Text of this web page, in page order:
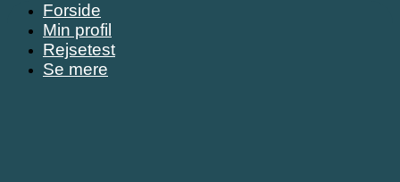
Forside
Min profil
Rejsetest
Se mere